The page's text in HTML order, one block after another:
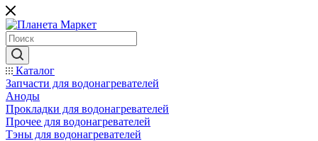
Каталог
Запчасти для водонагревателей
Аноды
Прокладки для водонагревателей
Прочее для водонагревателей
Тэны для водонагревателей